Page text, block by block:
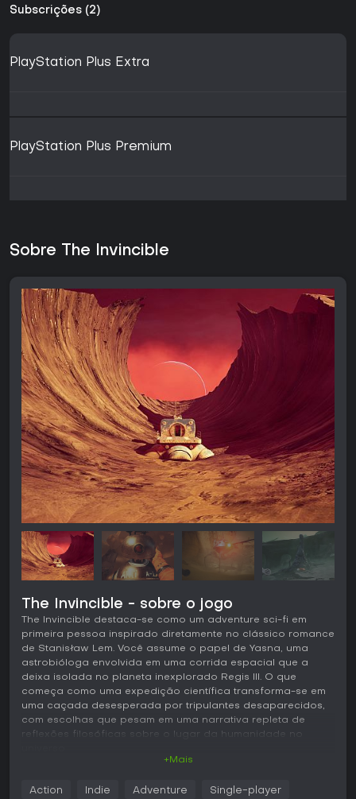
Subscrições (2)
PlayStation Plus Extra
PlayStation Plus Premium
Sobre The Invincible
The Invincible - sobre o jogo
The Invincible destaca-se como um adventure sci-fi em
primeira pessoa inspirado diretamente no clássico romance
de Stanisław Lem. Você assume o papel de Yasna, uma
astrobióloga envolvida em uma corrida espacial que a
deixa isolada no planeta inexplorado Regis III. O que
começa como uma expedição científica transforma-se em
uma caçada desesperada por tripulantes desaparecidos,
com escolhas que pesam em uma narrativa repleta de
reflexões filosóficas sobre o lugar da humanidade no
Em The Invincible, a essência está na exploração e nas
+Mais
Action Indie Adventure Single-player